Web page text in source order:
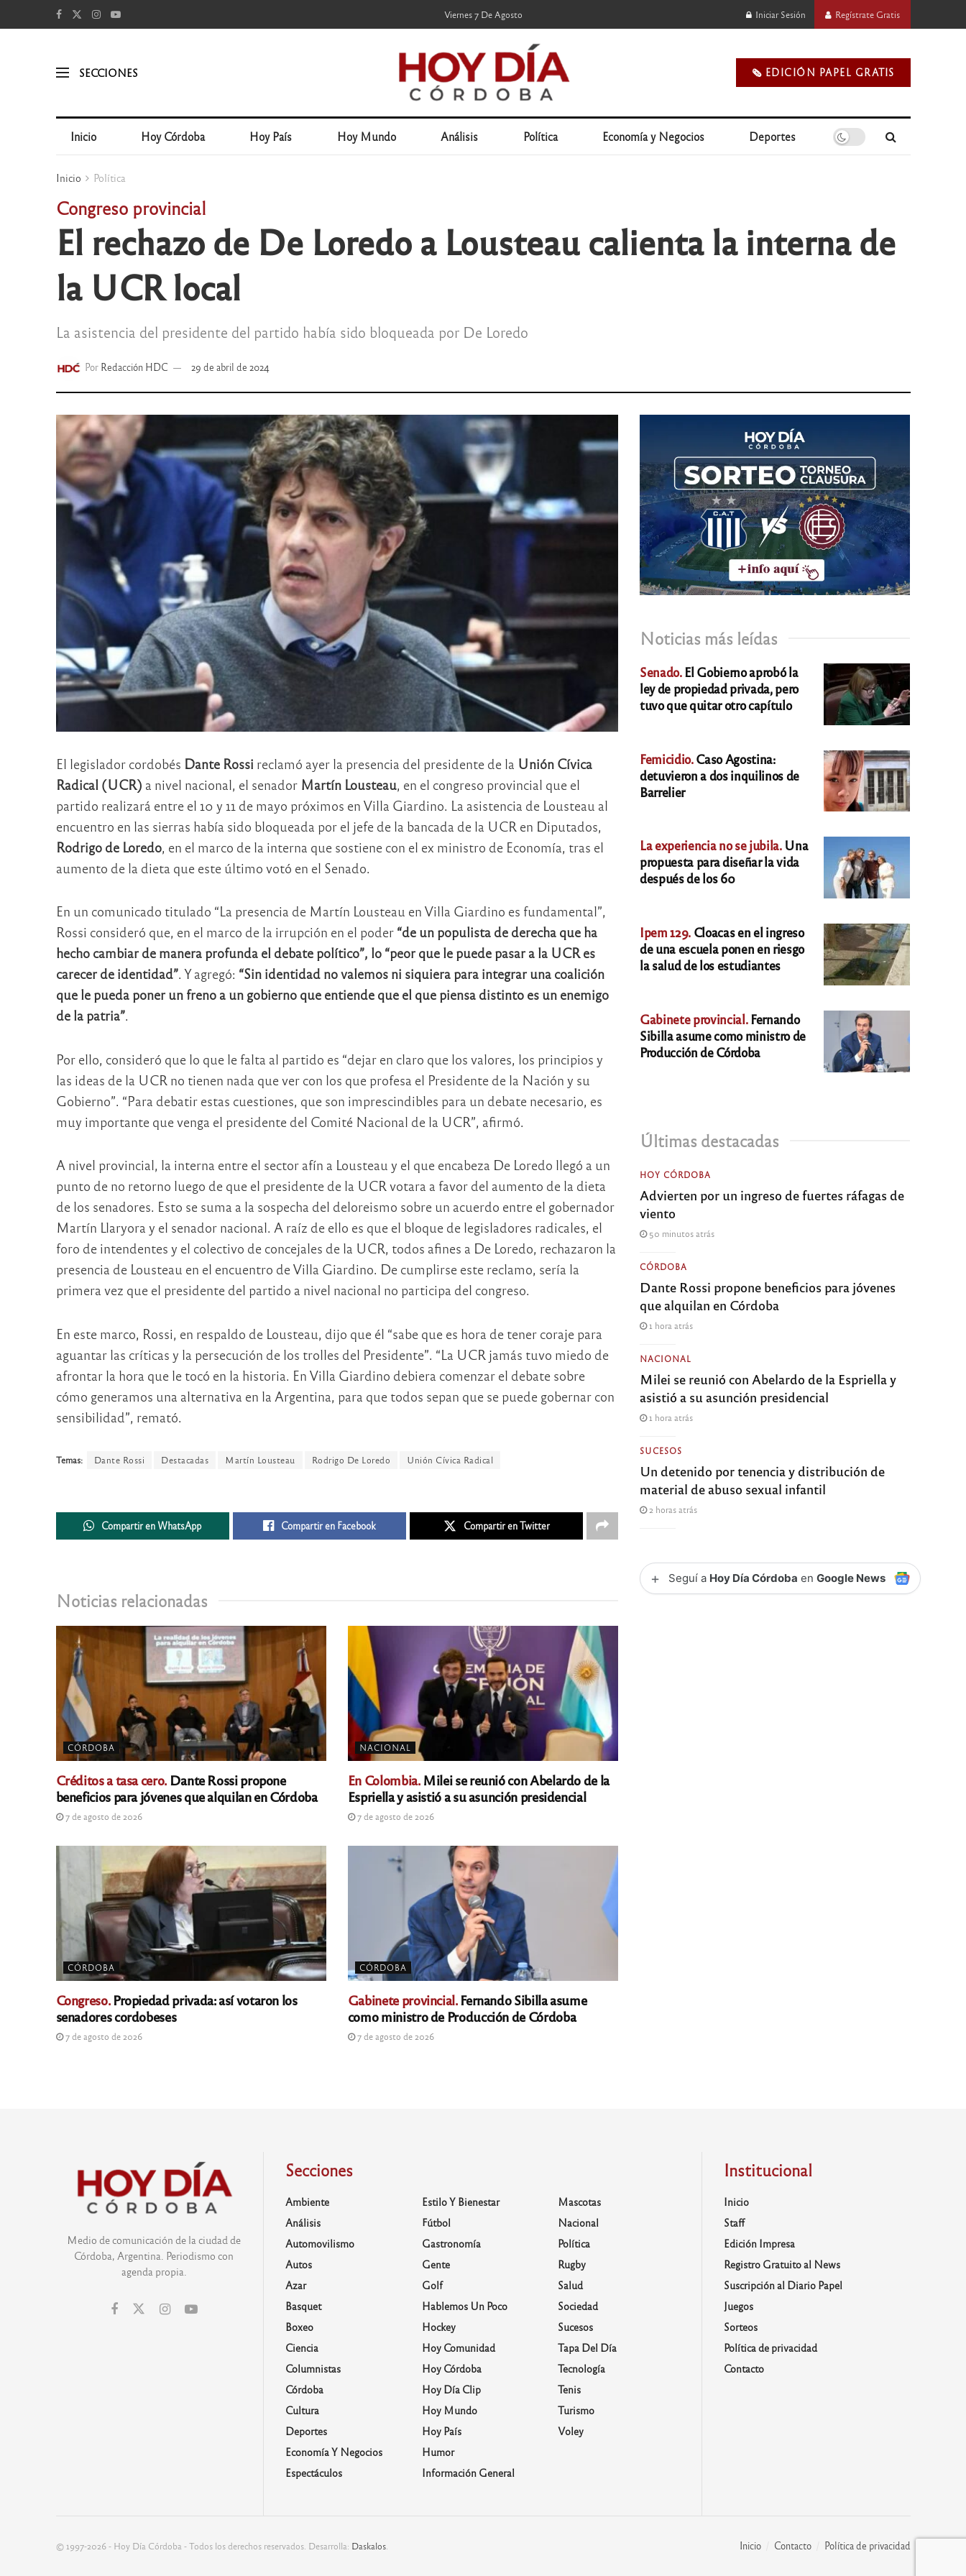
Viernes 7 De Agosto Iniciar Sesión Regístrate Gratis
SECCIONES 🗞️ EDICIÓN PAPEL GRATIS
Inicio Hoy Córdoba Hoy País Hoy Mundo Análisis Política Economía y Negocios Deportes
Inicio Política
Congreso provincial
El rechazo de De Loredo a Lousteau calienta la interna de
la UCR local
La asistencia del presidente del partido había sido bloqueada por De Loredo
Por Redacción HDC 29 de abril de 2024
El legislador cordobés Dante Rossi reclamó ayer la presencia del presidente de la Unión Cívica
Radical (UCR) a nivel nacional, el senador Martín Lousteau, en el congreso provincial que el
partido realizará entre el 10 y 11 de mayo próximos en Villa Giardino. La asistencia de Lousteau al
encuentro en las sierras había sido bloqueada por el jefe de la bancada de la UCR en Diputados,
Rodrigo de Loredo, en el marco de la interna que sostiene con el ex ministro de Economía, tras el
aumento de la dieta que este último votó en el Senado.
En un comunicado titulado “La presencia de Martín Lousteau en Villa Giardino es fundamental”,
Rossi consideró que, en el marco de la irrupción en el poder “de un populista de derecha que ha
hecho cambiar de manera profunda el debate político”, lo “peor que le puede pasar a la UCR es
carecer de identidad”. Y agregó: “Sin identidad no valemos ni siquiera para integrar una coalición
que le pueda poner un freno a un gobierno que entiende que el que piensa distinto es un enemigo
de la patria”.
Por ello, consideró que lo que le falta al partido es “dejar en claro que los valores, los principios y
las ideas de la UCR no tienen nada que ver con los que profesa el Presidente de la Nación y su
Gobierno”. “Para debatir estas cuestiones, que son imprescindibles para un debate necesario, es
muy importante que venga el presidente del Comité Nacional de la UCR”, afirmó.
A nivel provincial, la interna entre el sector afín a Lousteau y el que encabeza De Loredo llegó a un
punto de no retorno luego de que el presidente de la UCR votara a favor del aumento de la dieta
de los senadores. Esto se suma a la sospecha del deloreismo sobre un acuerdo entre el gobernador
Martín Llaryora y el senador nacional. A raíz de ello es que el bloque de legisladores radicales, el
foro de intendentes y el colectivo de concejales de la UCR, todos afines a De Loredo, rechazaron la
presencia de Lousteau en el encuentro de Villa Giardino. De cumplirse este reclamo, sería la
primera vez que el presidente del partido a nivel nacional no participa del congreso.
En este marco, Rossi, en respaldo de Lousteau, dijo que él “sabe que es hora de tener coraje para
aguantar las críticas y la persecución de los trolles del Presidente”. “La UCR jamás tuvo miedo de
afrontar la hora que le tocó en la historia. En Villa Giardino debiera comenzar el debate sobre
cómo generamos una alternativa en la Argentina, para que todos sepan que se puede gobernar con
sensibilidad”, remató.
Temas: Dante Rossi Destacadas Martín Lousteau Rodrigo De Loredo Unión Cívica Radical
Compartir en WhatsApp Compartir en Facebook Compartir en Twitter
Noticias relacionadas
CÓRDOBA
Créditos a tasa cero.Dante Rossi propone
beneficios para jóvenes que alquilan en Córdoba
7 de agosto de 2026
NACIONAL
En Colombia.Milei se reunió con Abelardo de la
Espriella y asistió a su asunción presidencial
7 de agosto de 2026
CÓRDOBA
Congreso.Propiedad privada: así votaron los
senadores cordobeses
7 de agosto de 2026
CÓRDOBA
Gabinete provincial.Fernando Sibilla asume
como ministro de Producción de Córdoba
7 de agosto de 2026
Noticias más leídas
Senado.El Gobierno aprobó la
ley de propiedad privada, pero
tuvo que quitar otro capítulo
Femicidio.Caso Agostina:
detuvieron a dos inquilinos de
Barrelier
La experiencia no se jubila.Una
propuesta para diseñar la vida
después de los 60
Ipem 129. Cloacas en el ingreso
de una escuela ponen en riesgo
la salud de los estudiantes
Gabinete provincial.Fernando
Sibilla asume como ministro de
Producción de Córdoba
Últimas destacadas
HOY CÓRDOBA
Advierten por un ingreso de fuertes ráfagas de
viento
50 minutos atrás
CÓRDOBA
Dante Rossi propone beneficios para jóvenes
que alquilan en Córdoba
1 hora atrás
NACIONAL
Milei se reunió con Abelardo de la Espriella y
asistió a su asunción presidencial
1 hora atrás
SUCESOS
Un detenido por tenencia y distribución de
material de abuso sexual infantil
2 horas atrás
+ Seguí a Hoy Día Córdoba enGoogle News
Medio de comunicación de la ciudad de
Córdoba, Argentina. Periodismo con
agenda propia.
Secciones
Ambiente
Análisis
Automovilismo
Autos
Azar
Basquet
Boxeo
Ciencia
Columnistas
Córdoba
Cultura
Deportes
Economía Y Negocios
Espectáculos
Estilo Y Bienestar
Fútbol
Gastronomía
Gente
Golf
Hablemos Un Poco
Hockey
Hoy Comunidad
Hoy Córdoba
Hoy Día Clip
Hoy Mundo
Hoy País
Humor
Información General
Mascotas
Nacional
Política
Rugby
Salud
Sociedad
Sucesos
Tapa Del Día
Tecnología
Tenis
Turismo
Voley
Institucional
Inicio
Staff
Edición Impresa
Registro Gratuito al News
Suscripción al Diario Papel
Juegos
Sorteos
Política de privacidad
Contacto
Inicio Contacto Política de privacidad
© 1997-2026 - Hoy Día Córdoba - Todos los derechos reservados. Desarrolla: Daskalos.